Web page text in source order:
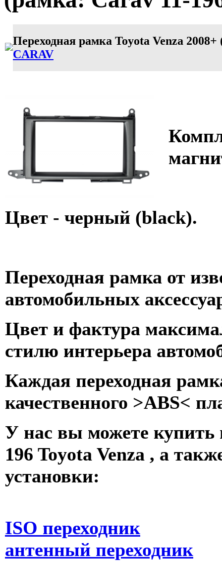
Переходная рамка Toyota Venza
CARAV
Цвет - черный (black).
Переходная рамка от
автомобильных
Цвет и фактура
стилю интерьера
Каждая переходная
качественного >ABS<
У нас вы можете купить
196 Toyota Venza , а
установки:
ISO переходник
антенный переходник